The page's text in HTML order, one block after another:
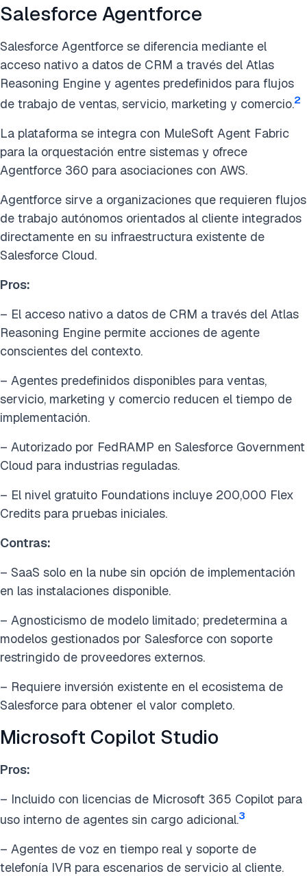
Salesforce Agentforce
Salesforce Agentforce se diferencia mediante el
acceso nativo a datos de CRM a través del Atlas
Reasoning Engine y agentes predefinidos para flujos
de trabajo de ventas, servicio, marketing y comercio.2
La plataforma se integra con MuleSoft Agent Fabric
para la orquestación entre sistemas y ofrece
Agentforce 360 para asociaciones con AWS.
Agentforce sirve a organizaciones que requieren flujos
de trabajo autónomos orientados al cliente integrados
directamente en su infraestructura existente de
Salesforce Cloud.
Pros:
– El acceso nativo a datos de CRM a través del Atlas
Reasoning Engine permite acciones de agente
conscientes del contexto.
– Agentes predefinidos disponibles para ventas,
servicio, marketing y comercio reducen el tiempo de
implementación.
– Autorizado por FedRAMP en Salesforce Government
Cloud para industrias reguladas.
– El nivel gratuito Foundations incluye 200,000 Flex
Credits para pruebas iniciales.
Contras:
– SaaS solo en la nube sin opción de implementación
en las instalaciones disponible.
– Agnosticismo de modelo limitado; predetermina a
modelos gestionados por Salesforce con soporte
restringido de proveedores externos.
– Requiere inversión existente en el ecosistema de
Salesforce para obtener el valor completo.
Microsoft Copilot Studio
Pros:
– Incluido con licencias de Microsoft 365 Copilot para
uso interno de agentes sin cargo adicional.3
– Agentes de voz en tiempo real y soporte de
telefonía IVR para escenarios de servicio al cliente.